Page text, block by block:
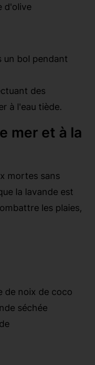
d'olive
un bol pendant
des
à l'eau tiède.
mer et à la
mortes sans
la lavande est
les plaies,
de noix de coco
séchée